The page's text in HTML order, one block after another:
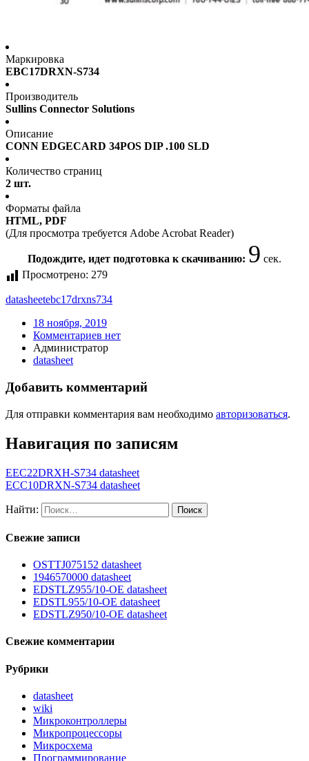
Маркировка
EBC17DRXN-S734
Производитель
Sullins Connector Solutions
Описание
CONN EDGECARD 34POS DIP .100 SLD
Количество страниц
2 шт.
Форматы файла
HTML, PDF
(Для просмотра требуется Adobe Acrobat Reader)
Подождите, идет подготовка к скачиванию: 9 сек.
Просмотрено: 279
datasheetebc17drxns734
18 ноября, 2019
Комментариев нет
Администратор
datasheet
Добавить комментарий
Для отправки комментария вам необходимо авторизоваться.
Навигация по записям
EEC22DRXH-S734 datasheet
ECC10DRXN-S734 datasheet
Найти:
Свежие записи
OSTTJ075152 datasheet
1946570000 datasheet
EDSTLZ955/10-OE datasheet
EDSTL955/10-OE datasheet
EDSTLZ950/10-OE datasheet
Свежие комментарии
Рубрики
datasheet
wiki
Микроконтроллеры
Микропроцессоры
Микросхема
Программирование